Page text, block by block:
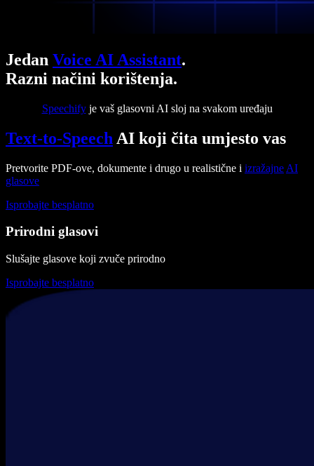
Jedan Voice AI Assistant.
Razni načini korištenja.
Speechifyje vaš glasovni AI sloj na svakom uređaju
Text-to-Speech AI koji čita umjesto vas
Pretvorite PDF-ove, dokumente i drugo u realistične i izražajne AI
glasove
Isprobajte besplatno
Prirodni glasovi
Slušajte glasove koji zvuče prirodno
Isprobajte besplatno